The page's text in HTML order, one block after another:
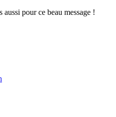
pour ce beau message !